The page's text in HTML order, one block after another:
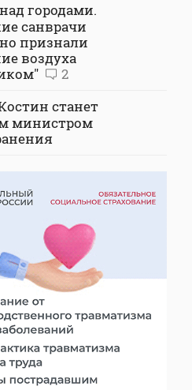
городами.
санврачи
признали
воздуха
2
станет
министром